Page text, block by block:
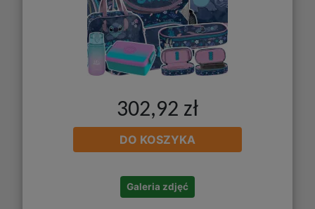
302,92 zł
DO KOSZYKA
Galeria zdjęć